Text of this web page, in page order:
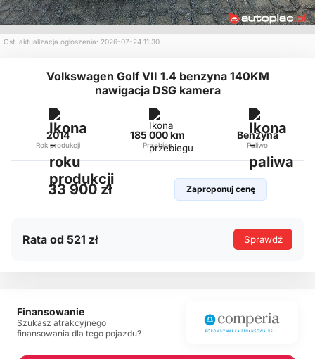
Ost. aktualizacja ogłoszenia: 2026-07-24 11:30
Volkswagen Golf VII 1.4 benzyna 140KM
nawigacja DSG kamera
2014
Rok produkcji
185 000 km
Przebieg
Benzyna
Paliwo
33 900 zł Zaproponuj cenę
Rata od 521 zł Sprawdź
Finansowanie
Szukasz atrakcyjnego
finansowania dla tego pojazdu?